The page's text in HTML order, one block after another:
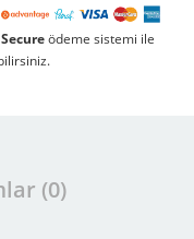
ödeme sistemi ile
(0)